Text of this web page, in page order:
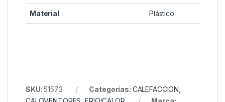
Material Plástico
SKU:51573 Categorías: CALEFACCION,